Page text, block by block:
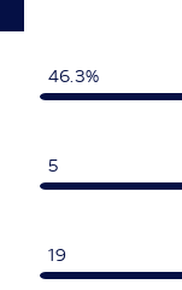
46.3%
5
19